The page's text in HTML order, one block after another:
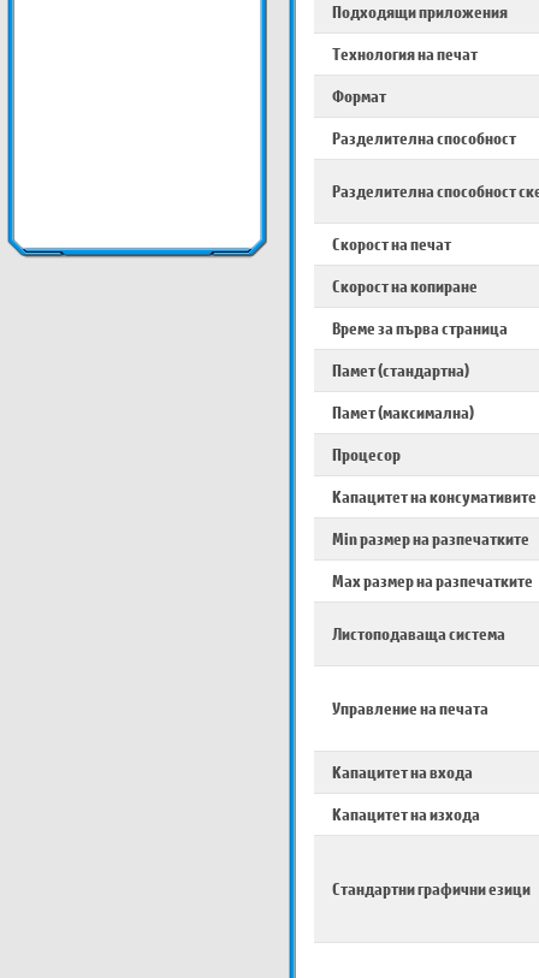
Подходящи приложения
Технология на печат
Формат
Разделителна способност
Разделителна способност
Скорост на печат
Скорост на копиране
Време за първа страница
Памет (стандартна)
Памет (максимална)
Процесор
Капацитет на консумативите
Min размер на разпечатките
Max размер на разпечатките
Листоподаваща система
Управление на печата
Капацитет на входа
Капацитет на изхода
Стандартни графични езици